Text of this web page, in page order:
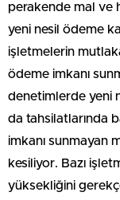
perakende mal ve
yeni nesil ödeme
işletmelerin
ödeme imkanı
denetimlerde yeni
da tahsilatlarında
imkanı sunmayan
kesiliyor. Bazı
yüksekliğini